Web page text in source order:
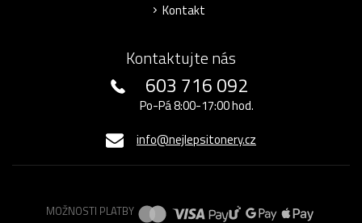
Kontakt
Kontaktujte nás
603 716 092
Po-Pá 8:00-17:00 hod.
info@nejlepsitonery.cz
MOŽNOSTI PLATBY